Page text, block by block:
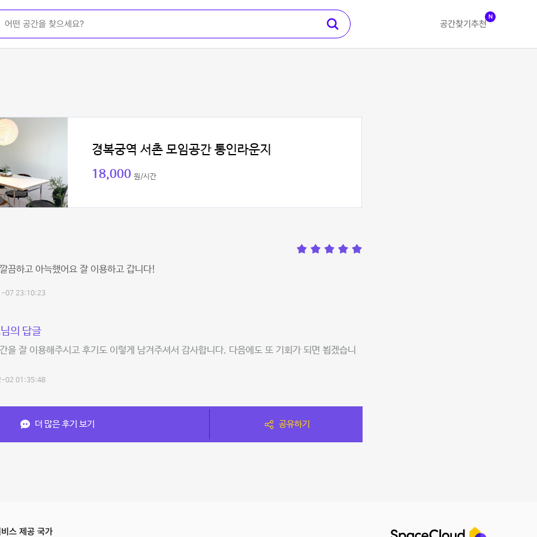
공간찾기 추천
N
경복궁역 서촌 모임공간 통인라운지
18,000 원/시간
끔하고 아늑했어요 잘 이용하고 갑니다!
07 23:10:23
의 답글
을 잘 이용해주시고 후기도 이렇게 남겨주셔서 감사합니다. 다음에도 또 기회가 되면 뵙겠습니
02 01:35:48
더 많은 후기 보기 공유하기
스 제공 국가